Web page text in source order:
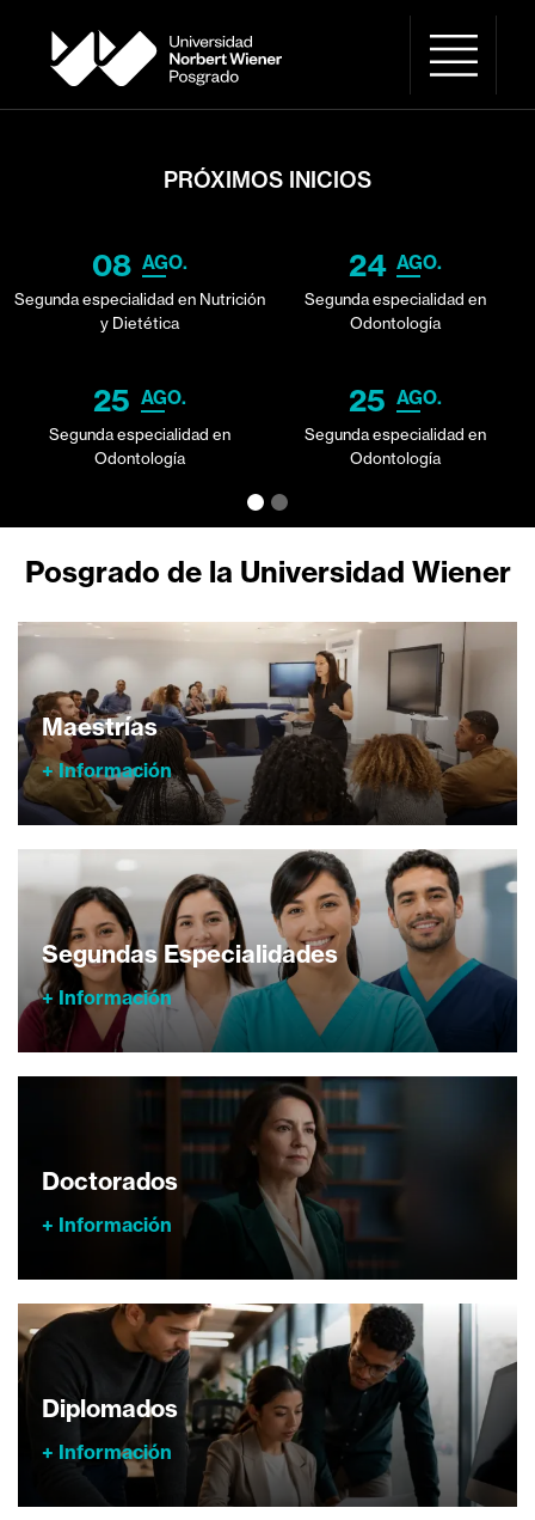
PRÓXIMOS INICIOS
08 AGO.
Segunda especialidad en Nutrición
y Dietética
24 AGO.
Segunda especialidad en
Odontología
25 AGO.
Segunda especialidad en
Odontología
25 AGO.
Segunda especialidad en
Odontología
Posgrado de la Universidad Wiener
Maestrías
+ Información
Segundas Especialidades
+ Información
Doctorados
+ Información
Diplomados
+ Información